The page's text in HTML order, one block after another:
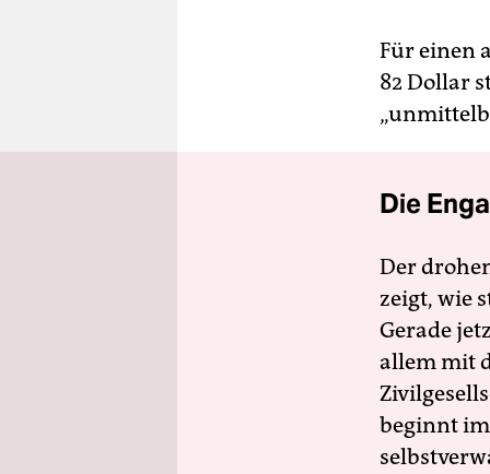
Für einen
82 Dollar
Die
Der
zeigt, wie
Gerade
allem mit
beginnt